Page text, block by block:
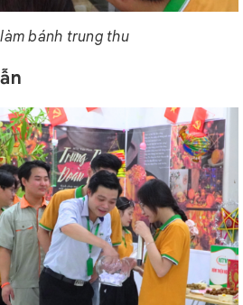
bánh trung thu